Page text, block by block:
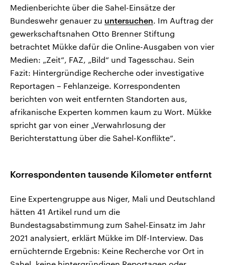
Medienberichte über die Sahel-Einsätze der
Bundeswehr genauer zu untersuchen. Im Auftrag der
gewerkschaftsnahen Otto Brenner Stiftung
betrachtet Mükke dafür die Online-Ausgaben von vier
Medien: „Zeit“, FAZ, „Bild“ und Tagesschau. Sein
Fazit: Hintergründige Recherche oder investigative
Reportagen – Fehlanzeige. Korrespondenten
berichten von weit entfernten Standorten aus,
afrikanische Experten kommen kaum zu Wort. Mükke
spricht gar von einer „Verwahrlosung der
Berichterstattung über die Sahel-Konflikte“.
Korrespondenten tausende Kilometer entfernt
Eine Expertengruppe aus Niger, Mali und Deutschland
hätten 41 Artikel rund um die
Bundestagsabstimmung zum Sahel-Einsatz im Jahr
2021 analysiert, erklärt Mükke im Dlf-Interview. Das
ernüchternde Ergebnis: Keine Recherche vor Ort in